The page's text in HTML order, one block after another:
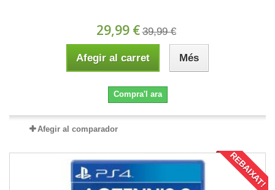
29,99 € 39,99 €
Afegir al carret Més
Compra'l ara
Afegir al comparador
REBAIXAT!